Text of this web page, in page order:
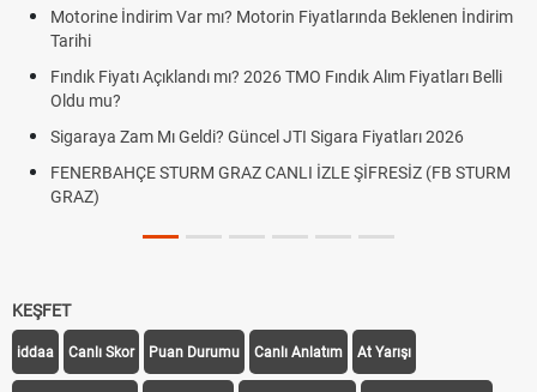
Motorine İndirim Var mı? Motorin Fiyatlarında Beklenen İndirim
Tarihi
Fındık Fiyatı Açıklandı mı? 2026 TMO Fındık Alım Fiyatları Belli
Oldu mu?
Sigaraya Zam Mı Geldi? Güncel JTI Sigara Fiyatları 2026
FENERBAHÇE STURM GRAZ CANLI İZLE ŞİFRESİZ (FB STURM
GRAZ)
KEŞFET
iddaa Canlı Skor Puan Durumu Canlı Anlatım At Yarışı